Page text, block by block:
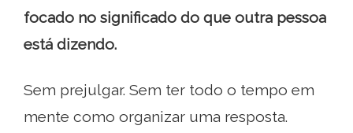
focado no significado do que outra pessoa
está dizendo.
Sem prejulgar. Sem ter todo o tempo em
mente como organizar uma resposta.